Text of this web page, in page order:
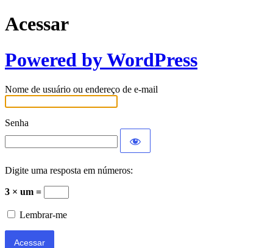
Acessar
Powered by WordPress
Nome de usuário ou endereço de e-mail
Senha
Digite uma resposta em números:
3 × um =
Lembrar-me